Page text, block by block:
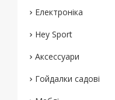
Електроніка
Hey Sport
Аксессуари
Гойдалки садові